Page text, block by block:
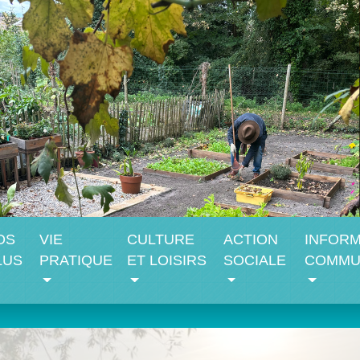
VIE
PRATIQUE
CULTURE
ET LOISIRS
ACTION
SOCIALE